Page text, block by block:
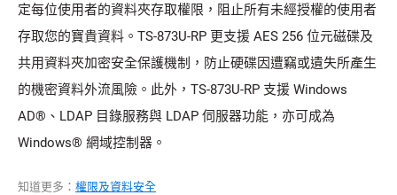
定每位使用者的資料夾存取權限，阻止所有未經授權的使用者
存取您的寶貴資料。TS-873U-RP 更支援 AES 256 位元磁碟及
共用資料夾加密安全保護機制，防止硬碟因遭竊或遺失所產生
的機密資料外流風險。此外，TS-873U-RP 支援 Windows
AD®、LDAP 目錄服務與 LDAP 伺服器功能，亦可成為
Windows® 網域控制器。
知道更多： 權限及資料安全